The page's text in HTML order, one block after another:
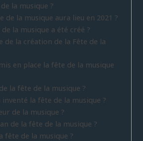
la musique ?
de la musique aura lieu en 2021 ?
la musique a été créé ?
de la création de la Fête de la
en place la fête de la musique
la fête de la musique ?
la fête de la musique ?
de la musique ?
de la fête de la musique ?
fête de la musique ?